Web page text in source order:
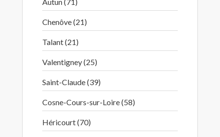
Chenôve (21)
Talant (21)
Valentigney (25)
Saint-Claude (39)
Cosne-Cours-sur-Loire (58)
Héricourt (70)